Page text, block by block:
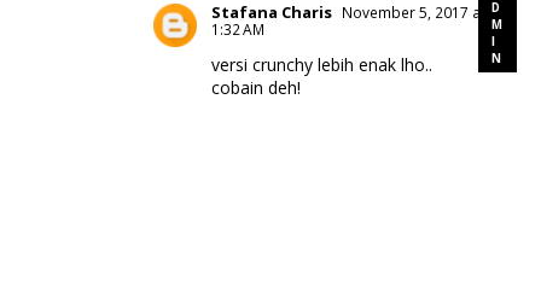
Stafana Charis November 5, 2017 at
1:32 AM
versi crunchy lebih enak lho..
cobain deh!